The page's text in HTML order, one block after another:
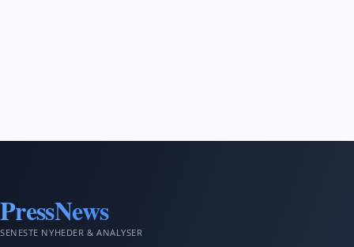
PressNews
SENESTE NYHEDER & ANALYSER